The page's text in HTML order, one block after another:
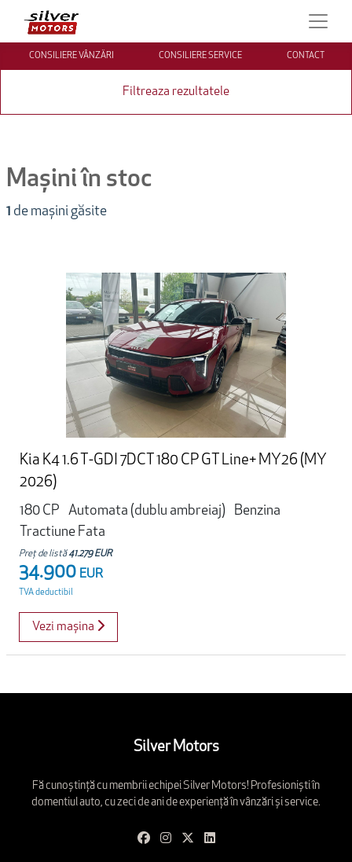
CONSILIERE VÂNZĂRI CONSILIERE SERVICE CONTACT
Filtreaza rezultatele
Mașini în stoc
1 de mașini găsite
Kia K4 1.6 T-GDI 7DCT 180 CP GT Line+ MY26 (MY
2026)
180 CP
Automata (dublu ambreiaj)
Benzina
Tractiune Fata
Preț de listă41.279 EUR
34.900 EUR
TVA deductibil
Vezi mașina
Silver Motors
Fă cunoștință cu membrii echipei Silver Motors! Profesioniști în
domentiul auto, cu zeci de ani de experiență în vânzări și service.